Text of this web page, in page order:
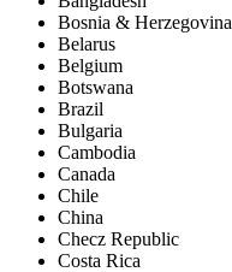
Bosnia & Herzegovina
Belarus
Belgium
Botswana
Brazil
Bulgaria
Cambodia
Canada
Chile
China
Checz Republic
Costa Rica